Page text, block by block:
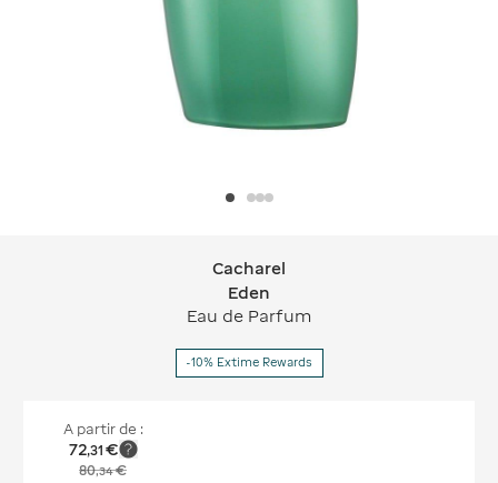
Cacharel
Eden
Eau de Parfum
-10% Extime Rewards
A partir de :
72,31 €
80,34€